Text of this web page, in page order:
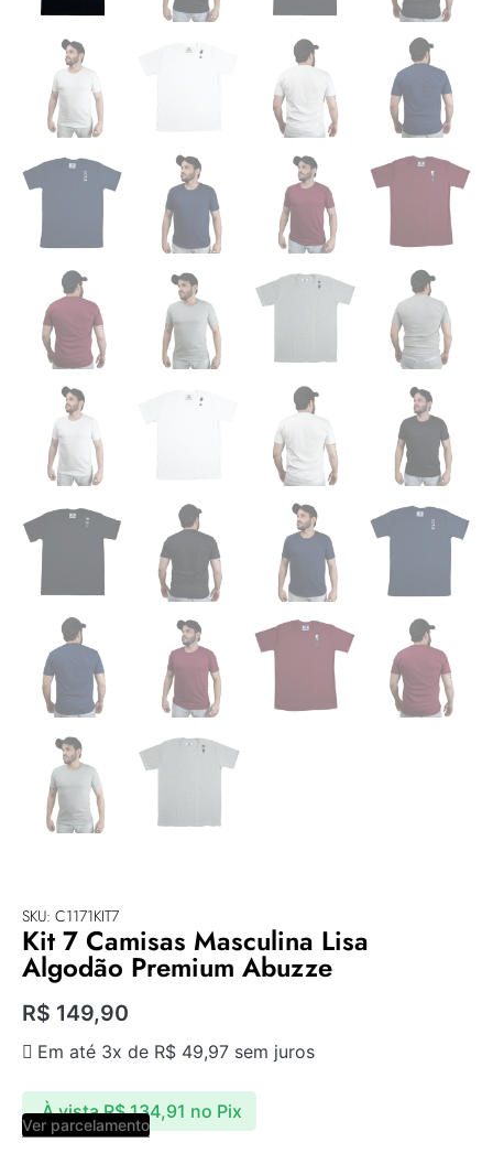
SKU: C1171KIT7
Kit 7 Camisas Masculina Lisa
Algodão Premium Abuzze
R$ 149,90
Em até 3x de R$ 49,97 sem juros
À vista R$134,91 no Pix
Ver parcelamento